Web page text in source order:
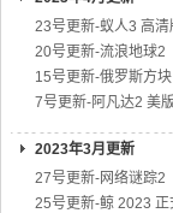
23号更新-蚁人3 高清
20号更新-流浪地球2
15号更新-俄罗斯方
7号更新-阿凡达2 美版
2023年3月更新
27号更新-网络谜踪2
25号更新-鲸 2023 正